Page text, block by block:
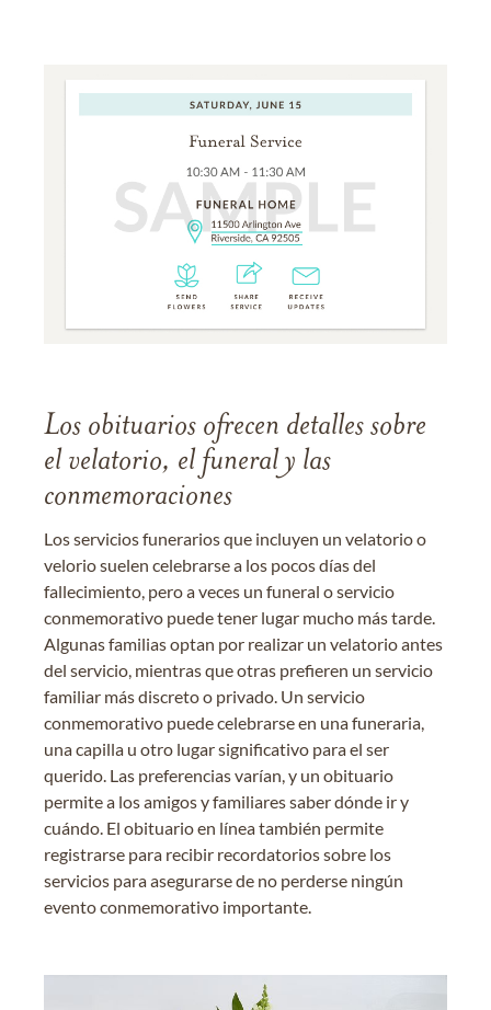
Los obituarios ofrecen detalles sobre
el velatorio, el funeral y las
conmemoraciones
Los servicios funerarios que incluyen un velatorio o
velorio suelen celebrarse a los pocos días del
fallecimiento, pero a veces un funeral o servicio
conmemorativo puede tener lugar mucho más tarde.
Algunas familias optan por realizar un velatorio antes
del servicio, mientras que otras prefieren un servicio
familiar más discreto o privado. Un servicio
conmemorativo puede celebrarse en una funeraria,
una capilla u otro lugar significativo para el ser
querido. Las preferencias varían, y un obituario
permite a los amigos y familiares saber dónde ir y
cuándo. El obituario en línea también permite
registrarse para recibir recordatorios sobre los
servicios para asegurarse de no perderse ningún
evento conmemorativo importante.